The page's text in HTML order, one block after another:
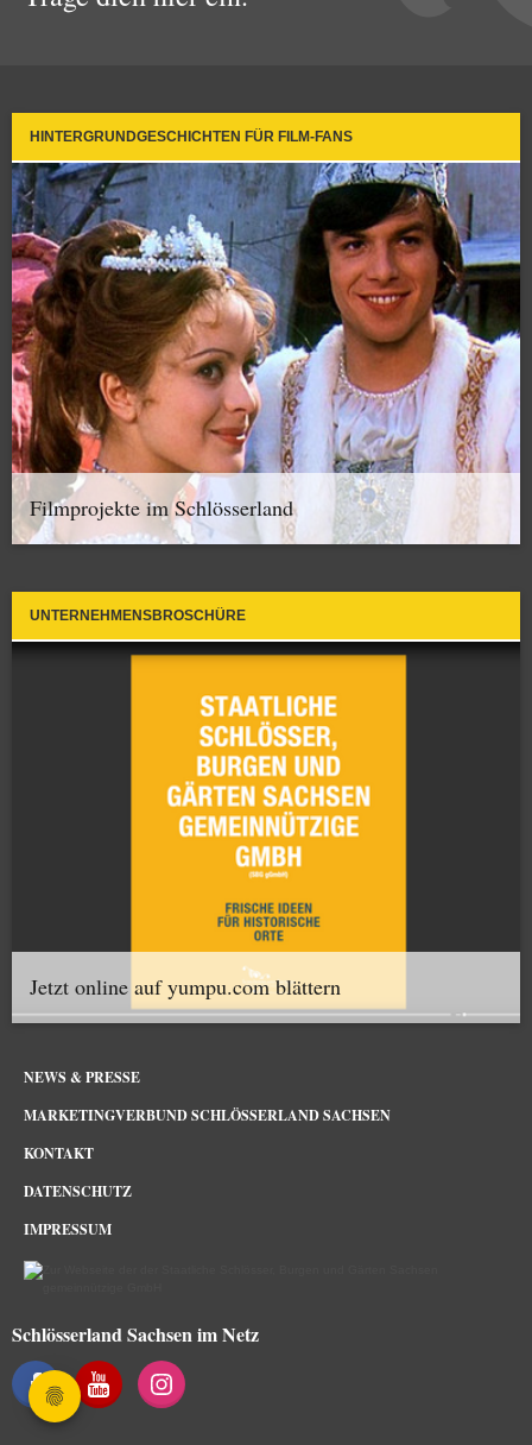
HINTERGRUNDGESCHICHTEN FÜR FILM-FANS
Filmprojekte im Schlösserland
UNTERNEHMENSBROSCHÜRE
Jetzt online auf yumpu.com blättern
NEWS & PRESSE
MARKETINGVERBUND SCHLÖSSERLAND SACHSEN
KONTAKT
DATENSCHUTZ
IMPRESSUM
Schlösserland Sachsen im Netz